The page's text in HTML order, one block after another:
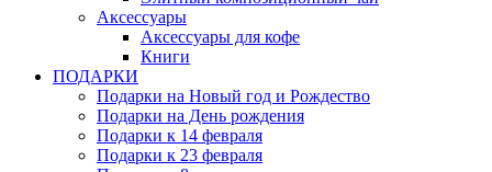
Аксессуары
Аксессуары для кофе
Книги
ПОДАРКИ
Подарки на Новый год и Рождество
Подарки на День рождения
Подарки к 14 февраля
Подарки к 23 февраля